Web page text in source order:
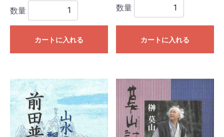
数量
カートに入れる
数量
カートに入れる